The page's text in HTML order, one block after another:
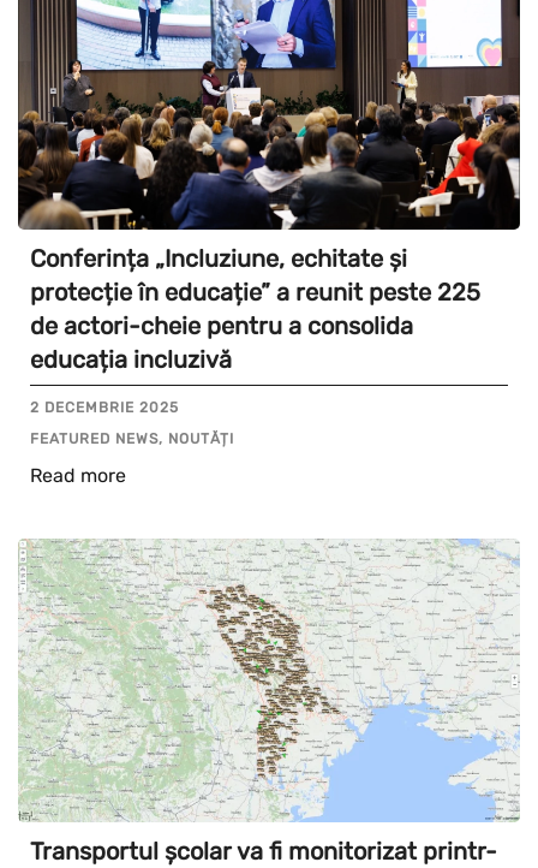
Conferința „Incluziune, echitate și
protecție în educație” a reunit peste 225
de actori-cheie pentru a consolida
educația incluzivă
2 DECEMBRIE 2025
FEATURED NEWS, NOUTĂȚI
Read more
Transportul școlar va fi monitorizat printr-